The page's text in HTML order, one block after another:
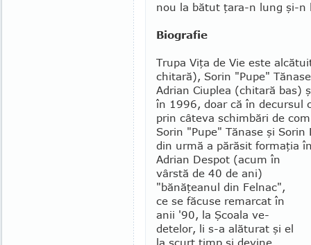
nou la bătut ţara-n lung şi-n
Biografie
Trupa Viţa de Vie este
chitară), Sorin "Pupe"
Adrian Ciuplea (chitară bas)
în 1996, doar că în decursul
prin câteva schimbări de
Sorin "Pupe" Tă­nase şi
din urmă a părăsit formaţia
Adrian Despot (acum în
vârstă de 40 de ani)
"bănăţeanul din Felnac",
ce se făcuse remarcat în
anii '90, la Şcoala ve­
detelor, li s-a alăturat şi el
la scurt timp şi devine